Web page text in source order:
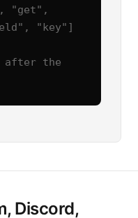
"key"]
after the
Discord,